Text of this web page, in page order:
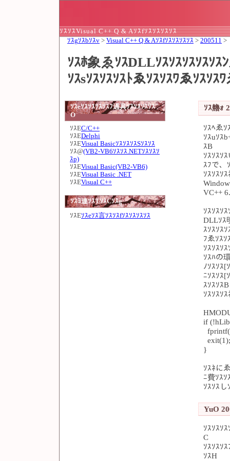
ｿｽｿｽVisual C++ Q & Aｿｽfｿｽｿｽｿｽｿｽ
ｿｽgｿｽbｿｽv > Visual C++ Q & Aｿｽfｿｽｿｽｿｽｿｽ > 200511 >
ｿｽﾎ象ゑｿｽDLLｿｽｿｽｿｽｿｽｿｽ
ｿｽsｿｽｿｽｿｽﾄゑｿｽｿｽﾜゑｿｽｿｽ
ｿｽeｿｽｿｽｿｽｿｽﾌ過具ｿｽｿｽｿｽｿｽ
O
ｿｽEC/C++
ｿｽEDelphi
ｿｽEVisual BasicｿｽｿｽｿｽSｿｽｿｽ
ｿｽ@(VB2-VB6ｿｽｿｽ.NETｿｽｿｽｿ
ｽp)
ｿｽEVisual Basic(VB2-VB6)
ｿｽEVisual Basic .NET
ｿｽEVisual C++
ｿｽﾖ連ｿｽTｿｽCｿｽg
ｿｽEｿｽeｿｽ言ｿｽｿｽfｿｽｿｽｿｽｿｽ
ｿｽ艪ｫ
ｿｽﾍゑｿ
ｿｽuｿｽ
ｽB
ｿｽｿｽｿ
ｽﾌで、
ｿｽｿｽｿ
VC++
ｿｽｿｽｿ
DLLｿｽ
ｽｿｽｿｽ
ﾌゑｿｽｿ
ｿｽｿｽｿ
ｿｽﾊの
ﾉｿｽｿｽ[
ﾆｿｽｿｽ[
ｽｿｽｿｽB
ｿｽｿｽｿ
if
exit(1);
}
ｿｽﾈに
ﾆ費ｿｽｿ
ｿｽｿｽし
YuO
ｿｽｿｽｿ
C
ｿｽｿｽｿ
ｿｽH